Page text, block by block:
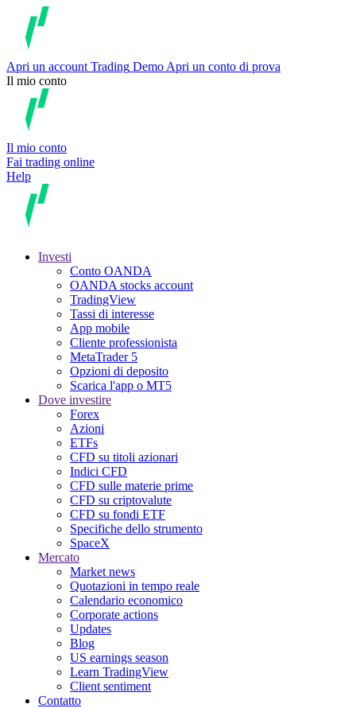
Apri un account Trading Demo Apri un conto di prova
Il mio conto
Il mio conto
Fai trading online
Help
Investi
Conto OANDA
OANDA stocks account
TradingView
Tassi di interesse
App mobile
Cliente professionista
MetaTrader 5
Opzioni di deposito
Scarica l'app o MT5
Dove investire
Forex
Azioni
ETFs
CFD su titoli azionari
Indici CFD
CFD sulle materie prime
CFD su criptovalute
CFD su fondi ETF
Specifiche dello strumento
SpaceX
Mercato
Market news
Quotazioni in tempo reale
Calendario economico
Corporate actions
Updates
Blog
US earnings season
Learn TradingView
Client sentiment
Contatto